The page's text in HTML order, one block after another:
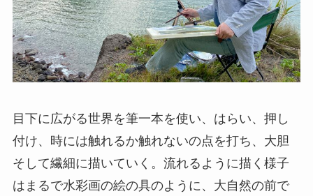
目下に広がる世界を筆一本を使い、はらい、押し
付け、時には触れるか触れないの点を打ち、大胆
そして繊細に描いていく。流れるように描く様子
はまるで水彩画の絵の具のように、大自然の前で